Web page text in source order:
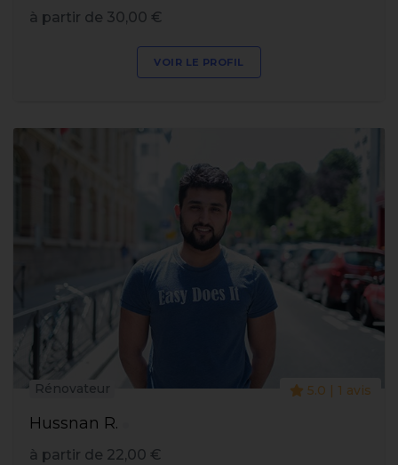
à partir de 30,00 €
VOIR LE PROFIL
Hussnan R.
Rénovateur 5.0 | 1 avis
à partir de 22,00 €